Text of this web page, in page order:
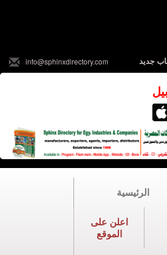
جديد info@sphinxdirectory.com
الرئيسية
اعلن على
الموقع